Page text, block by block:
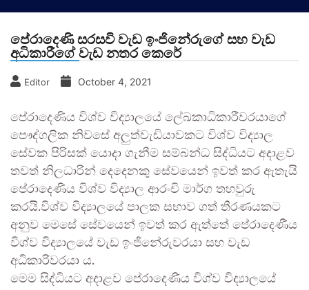
පේරාදෙණි සරසවි වැඩ ඉංජිනේරුගේ සහ වැඩ
අධිකාරීගේ වැඩ නතර කෙරේ
Editor October 4, 2021
පේරාදෙණිය විශ්ව විද්‍යාලයේ ලේඛකාධිකාරීවරයාගේ
පෞද්ගලික නිවසේ අලුත්වැඩියාවකට විශ්ව විද්‍යාල
සේවක පිරිසක් යොදා ගැනීම සම්බන්ධ සිද්ධියට අදාළව
තවත් නිලධාරින් දෙදෙනකු සේවයෙන් ඉවත් කර ඇතැයි
පේරාදෙණිය විශ්ව විද්‍යාල ආරංචි මාර්ග තහවුරු
කරයි.විශ්ව විද්‍යාලයේ පාලක සභාව ගත් තීරණයකට
අනුව මෙසේ සේවයෙන් ඉවත් කර ඇත්තේ පේරාදෙණීය
විශ්ව විද්‍යාලයේ වැඩ ඉංජිනේරුවරයා සහ වැඩ
අධිකාරිවරයා ය.
මෙම සිද්ධියට අදාළව පේරාදෙණීය විශ්ව විද්‍යාලයේ